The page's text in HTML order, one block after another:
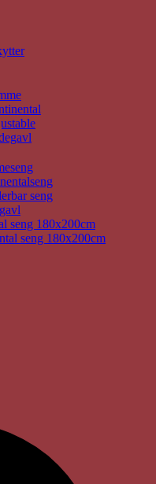
seng
seng 180x200cm
seng 180x200cm